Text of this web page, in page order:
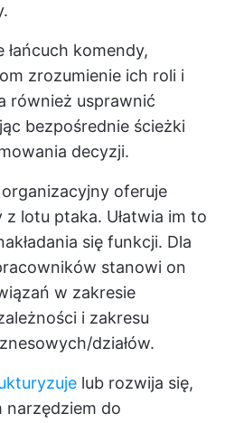
łańcuch komendy,
zrozumienie ich roli i
również usprawnić
bezpośrednie ścieżki
decyzji.
oferuje
lotu ptaka. Ułatwia im to
się funkcji. Dla
stanowi on
w zakresie
i zakresu
działów.
lub rozwija się,
narzędziem do